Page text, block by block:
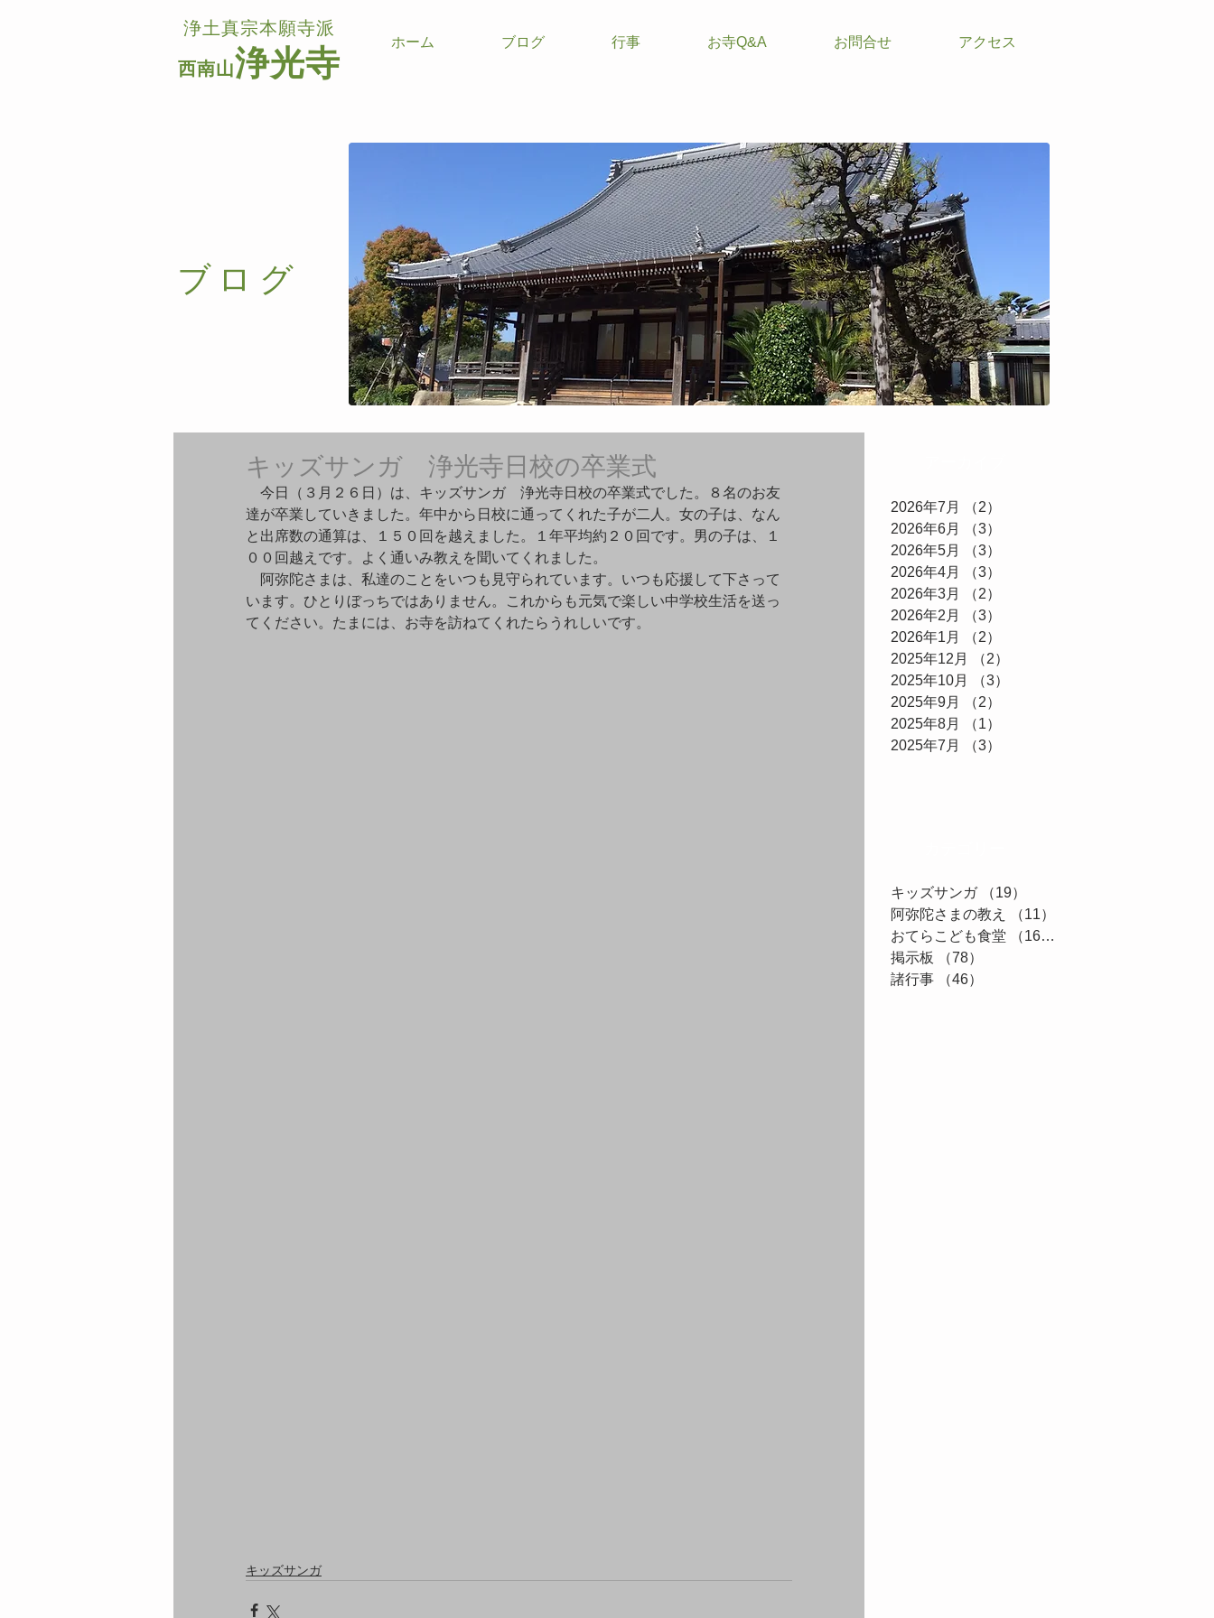
浄土真宗本願寺派
西南山浄光寺
ホーム ブログ 行事 お寺Q&A お問合せ アクセス
​ブログ
キッズサンガ 浄光寺日校の卒業式
今日（３月２６日）は、キッズサンガ　浄光寺日校の卒業式でした。８名のお友
達が卒業していきました。年中から日校に通ってくれた子が二人。女の子は、なん
と出席数の通算は、１５０回を越えました。１年平均約２０回です。男の子は、１
００回越えです。よく通いみ教えを聞いてくれました。
阿弥陀さまは、私達のことをいつも見守られています。いつも応援して下さって
います。ひとりぼっちではありません。これからも元気で楽しい中学校生活を送っ
てください。たまには、お寺を訪ねてくれたらうれしいです。
キッズサンガ
2026年7月 （2）
2026年6月
（3）
2026年5月
（3）
2026年4月
（3）
2026年3月
（2）
2026年2月
（3）
2026年1月
（2）
2025年12月
（2）
2025年10月
（3）
2025年9月
（2）
2025年8月
（1）
2025年7月
（3）
キッズサンガ （19）
阿弥陀さまの教え
（11）
おてらこども食堂
（161）
掲示板
（78）
諸行事
（46）